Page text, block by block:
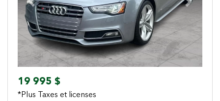
Previous Next
19 995 $
*Plus Taxes et licenses